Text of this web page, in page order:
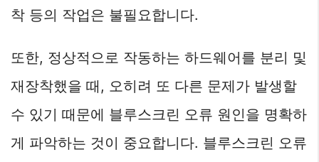
착 등의 작업은 불필요합니다.
또한, 정상적으로 작동하는 하드웨어를 분리 및
재장착했을 때, 오히려 또 다른 문제가 발생할
수 있기 때문에 블루스크린 오류 원인을 명확하
게 파악하는 것이 중요합니다. 블루스크린 오류